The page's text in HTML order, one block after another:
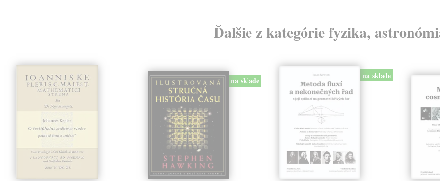
Ďalšie z kategórie fyzika,
na sklade
na sklade